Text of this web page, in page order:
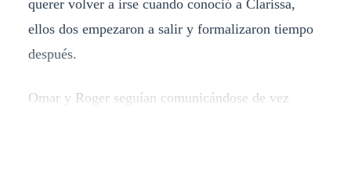
querer volver a irse cuando conoció a Clarissa,
ellos dos empezaron a salir y formalizaron tiempo
después.
Omar y Roger seguían comunicándose de vez